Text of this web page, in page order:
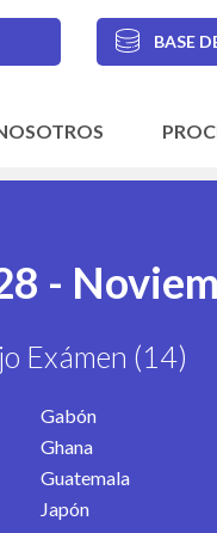
BASE
-
Exámen (14)
Gabón
Ghana
Guatemala
Japón